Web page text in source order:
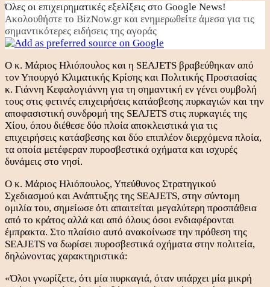
Όλες οι επιχειρηματικές εξελίξεις στο Google News!
Ακολουθήστε το BizNow.gr και ενημερωθείτε άμεσα για τις
σημαντικότερες ειδήσεις της αγοράς
Ο κ. Μάριος Ηλιόπουλος και η SEAJETS βραβεύθηκαν από
τον Υπουργό Κλιματικής Κρίσης και Πολιτικής Προστασίας
κ. Γιάννη Κεφαλογιάννη για τη σημαντική εν γένει συμβολή
τους στις φετινές επιχειρήσεις κατάσβεσης πυρκαγιών και την
αποφασιστική συνδρομή της SEAJETS στις πυρκαγιές της
Χίου, όπου διέθεσε δύο πλοία αποκλειστικά για τις
επιχειρήσεις κατάσβεσης και δύο επιπλέον διερχόμενα πλοία,
τα οποία μετέφεραν πυροσβεστικά οχήματα και ισχυρές
δυνάμεις στο νησί.
Ο κ. Μάριος Ηλιόπουλος, Υπεύθυνος Στρατηγικού
Σχεδιασμού και Ανάπτυξης της SEAJETS, στην σύντομη
ομιλία του, σημείωσε ότι απαιτείται μεγαλύτερη προσπάθεια
από το κράτος αλλά και από όλους όσοι ενδιαφέρονται
έμπρακτα. Στο πλαίσιο αυτό ανακοίνωσε την πρόθεση της
SEAJETS να δωρίσει πυροσβεστικά οχήματα στην πολιτεία,
δηλώνοντας χαρακτηριστικά:
«Όλοι γνωρίζετε, ότι μία πυρκαγιά, όταν υπάρχει μία μικρή